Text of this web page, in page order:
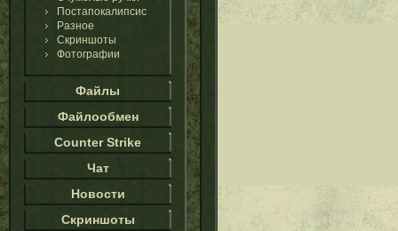
Постапокалипсис
Разное
Скриншоты
Фотографии
Файлы
Файлообмен
Counter Strike
Чат
Новости
Скриншоты